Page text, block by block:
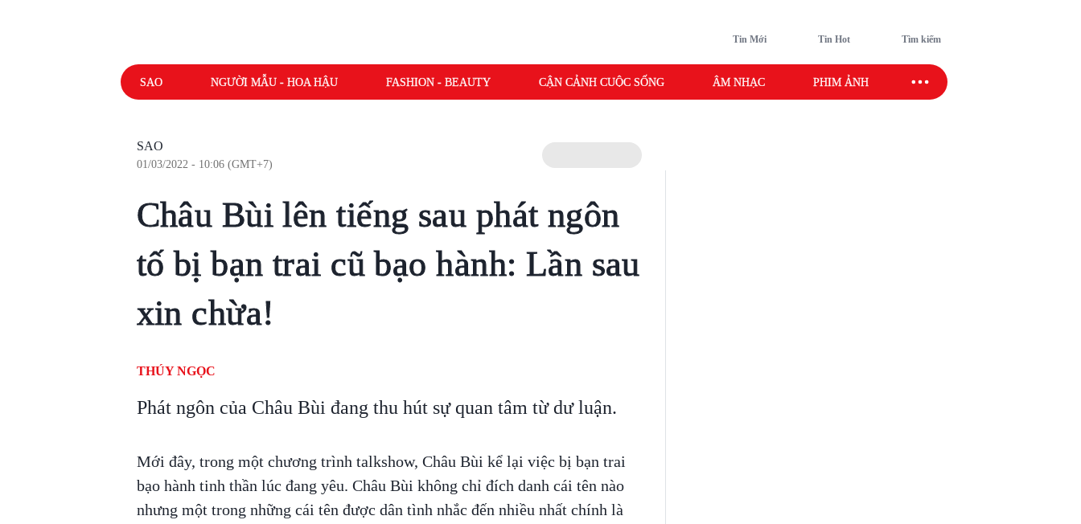
Tin Mới Tin Hot Tìm kiếm
SAO NGƯỜI MẪU - HOA HẬU FASHION - BEAUTY CẬN CẢNH CUỘC SỐNG ÂM NHẠC PHIM ẢNH SAO SPORT
SAO
01/03/2022 - 10:06 (GMT+7)
Châu Bùi lên tiếng sau phát ngôn
tố bị bạn trai cũ bạo hành: Lần sau
xin chừa!
THÚY NGỌC
Phát ngôn của Châu Bùi đang thu hút sự quan tâm từ dư luận.
Mới đây, trong một chương trình talkshow, Châu Bùi kể lại việc bị bạn trai
bạo hành tinh thần lúc đang yêu. Châu Bùi không chỉ đích danh cái tên nào
nhưng một trong những cái tên được dân tình nhắc đến nhiều nhất chính là